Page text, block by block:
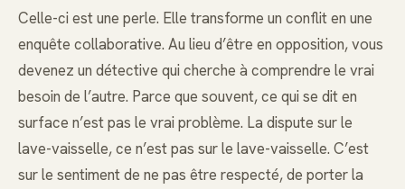
Celle-ci est une perle. Elle transforme un conflit en une
enquête collaborative. Au lieu d’être en opposition, vous
devenez un détective qui cherche à comprendre le vrai
besoin de l’autre. Parce que souvent, ce qui se dit en
surface n’est pas le vrai problème. La dispute sur le
lave-vaisselle, ce n’est pas sur le lave-vaisselle. C’est
sur le sentiment de ne pas être respecté, de porter la